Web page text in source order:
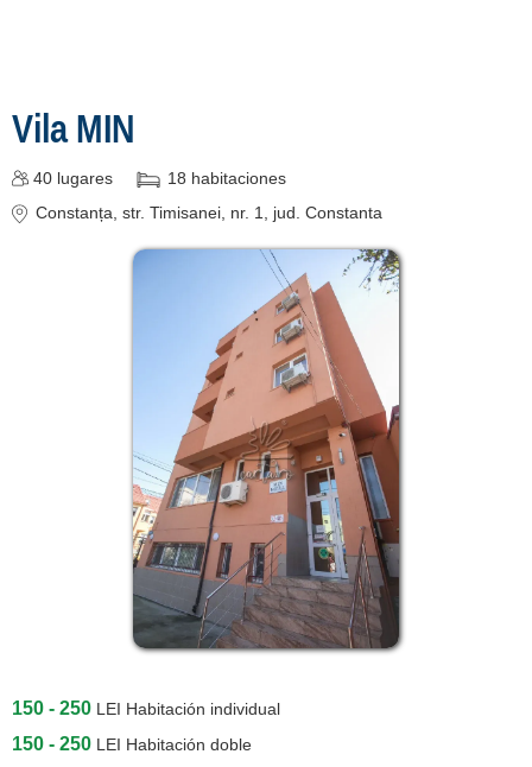
Vila MIN
40 lugares 18 habitaciones
Constanța, str. Timisanei, nr. 1, jud. Constanta
150 - 250 LEI Habitación individual
150 - 250 LEI Habitación doble